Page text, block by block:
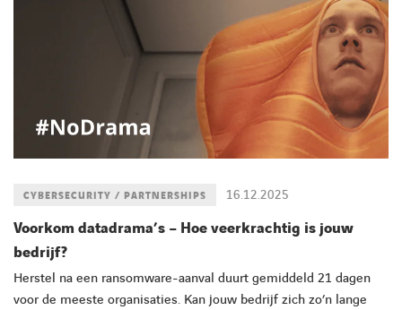
16.12.2025
CYBERSECURITY / PARTNERSHIPS
Voorkom datadrama’s – Hoe veerkrachtig is jouw
bedrijf?
Herstel na een ransomware-aanval duurt gemiddeld 21 dagen
voor de meeste organisaties. Kan jouw bedrijf zich zo’n lange